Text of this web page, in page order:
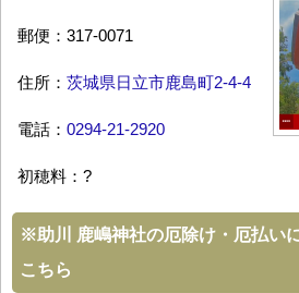
郵便：317-0071
住所： 茨城県日立市鹿島町2-4-4
電話： 0294-21-2920
初穂料：?
※助川 鹿嶋神社の厄除け・厄払い
こちら